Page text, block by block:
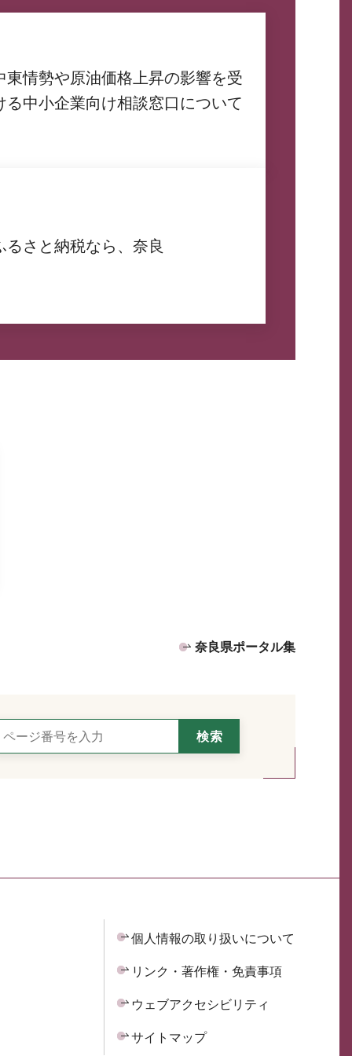
東情勢や原油価格上昇の影響を受
る中小企業向け相談窓口について
るさと納税なら、奈良
奈良県ポータル集
個人情報の取り扱いについて
リンク・著作権・免責事項
ウェブアクセシビリティ
サイトマップ